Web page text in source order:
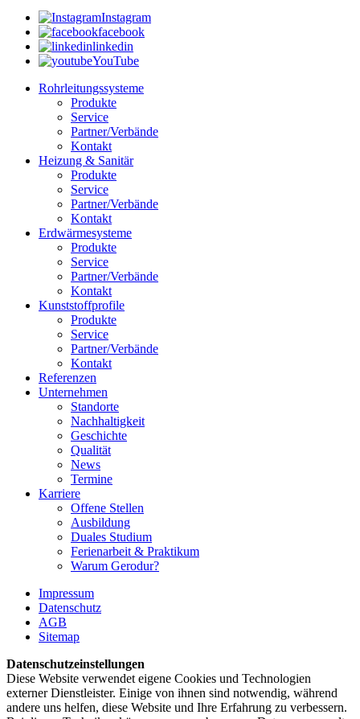
Instagram
facebook
linkedin
YouTube
Rohrleitungssysteme
Produkte
Service
Partner/Verbände
Kontakt
Heizung & Sanitär
Produkte
Service
Partner/Verbände
Kontakt
Erdwärmesysteme
Produkte
Service
Partner/Verbände
Kontakt
Kunststoffprofile
Produkte
Service
Partner/Verbände
Kontakt
Referenzen
Unternehmen
Standorte
Nachhaltigkeit
Geschichte
Qualität
News
Termine
Karriere
Offene Stellen
Ausbildung
Duales Studium
Ferienarbeit & Praktikum
Warum Gerodur?
Impressum
Datenschutz
AGB
Sitemap
Datenschutzeinstellungen
Diese Website verwendet eigene Cookies und Technologien
externer Dienstleister. Einige von ihnen sind notwendig, während
andere uns helfen, diese Website und Ihre Erfahrung zu verbessern.